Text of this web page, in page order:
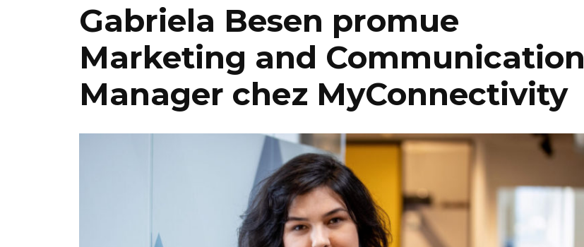
Gabriela Besen promue
Marketing and Communication
Manager chez MyConnectivity